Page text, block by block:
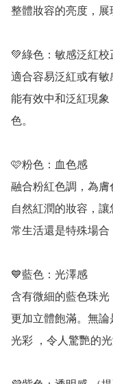
整體妝容的亮度，展
💚綠色：敏感泛紅校
適合容易泛紅或有敏
能有效中和泛紅現
色。
🩷粉色：血色感
融合粉紅色調，為
自然紅潤的妝容，
常生活還是特殊場合
💙藍色：光澤感
含有微細的藍色珠
更加立體飽滿。無論
光彩 ，令人驚艷的光